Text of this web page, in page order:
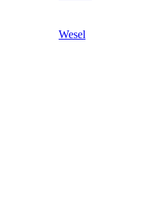
Wesel